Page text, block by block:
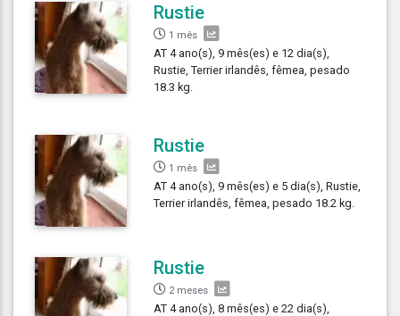
Rustie
1 mês
AT 4 ano(s), 9 mês(es) e 12 dia(s),
Rustie, Terrier irlandês, fêmea, pesado
18.3 kg.
Rustie
1 mês
AT 4 ano(s), 9 mês(es) e 5 dia(s), Rustie,
Terrier irlandês, fêmea, pesado 18.2 kg.
Rustie
2 meses
AT 4 ano(s), 8 mês(es) e 22 dia(s),